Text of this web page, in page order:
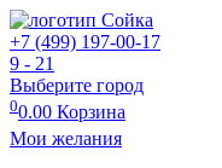
+7 (499) 197-00-17
9 - 21
Выберите город
00.00 Корзина
Мои желания